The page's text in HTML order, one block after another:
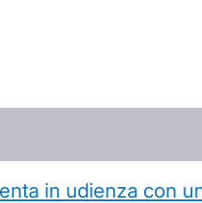
in udienza con